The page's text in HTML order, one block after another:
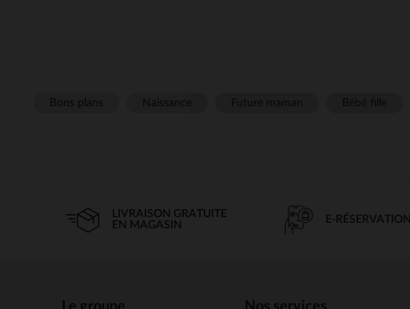
LIVRAISON GRATUITE
EN MAGASIN
E-RÉSERVATION